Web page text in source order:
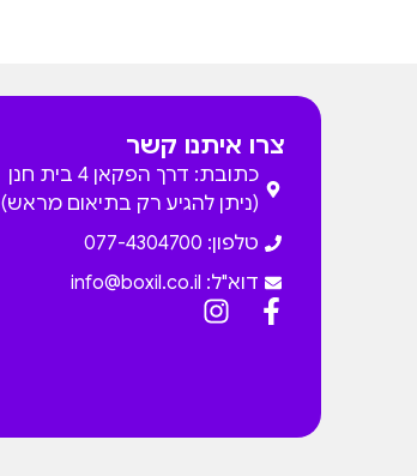
צרו איתנו קשר
כתובת: דרך הפקאן 4 בית חנן
(ניתן להגיע רק בתיאום מראש)
טלפון: 077-4304700
דוא"ל: info@boxil.co.il